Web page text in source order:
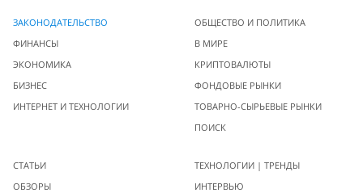
ЗАКОНОДАТЕЛЬСТВО
ФИНАНСЫ
ЭКОНОМИКА
БИЗНЕС
ИНТЕРНЕТ И ТЕХНОЛОГИИ
ОБЩЕСТВО И ПОЛИТИКА
В МИРЕ
КРИПТОВАЛЮТЫ
ФОНДОВЫЕ РЫНКИ
ТОВАРНО-СЫРЬЕВЫЕ РЫНКИ
ПОИСК
СТАТЬИ
ОБЗОРЫ
ТЕХНОЛОГИИ | ТРЕНДЫ
ИНТЕРВЬЮ